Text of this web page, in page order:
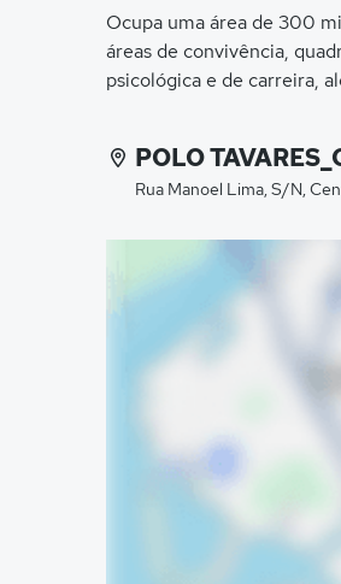
Ocupa uma área de 300
áreas de convivência,
psicológica e de carreira,
POLO
Rua Manoel Lima, S/N,